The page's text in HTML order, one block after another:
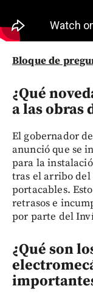
Bloque de
¿Qué
a las obras
El gobernador
anunció que se
para la
tras el arribo
portacables.
retrasos e
por parte del
¿Qué son